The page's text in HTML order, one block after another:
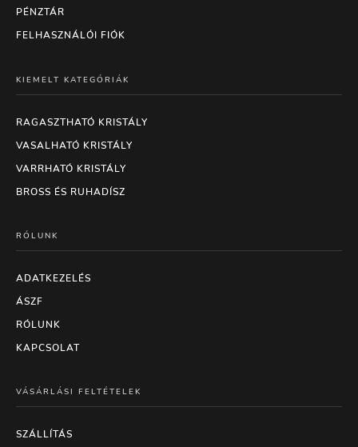
PÉNZTÁR
FELHASZNÁLÓI FIÓK
KIEMELT KATEGÓRIÁK
RAGASZTHATÓ KRISTÁLY
VASALHATÓ KRISTÁLY
VARRHATÓ KRISTÁLY
BROSS ÉS RUHADÍSZ
RÓLUNK
ADATKEZELÉS
ÁSZF
RÓLUNK
KAPCSOLAT
VÁSÁRLÁSI FELTÉTELEK
SZÁLLÍTÁS